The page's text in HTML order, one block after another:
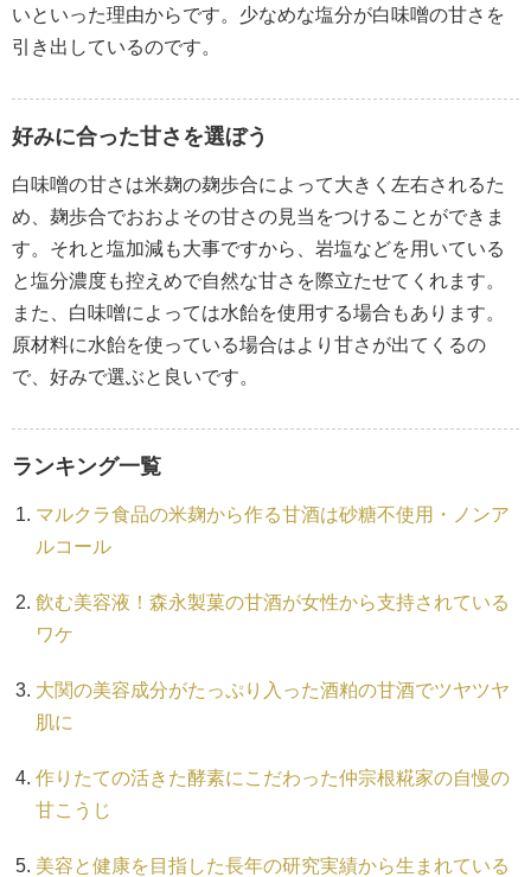
いといった理由からです。少なめな塩分が白味噌の甘さを
引き出しているのです。
好みに合った甘さを選ぼう
白味噌の甘さは米麹の麹歩合によって大きく左右されるた
め、麹歩合でおおよその甘さの見当をつけることができま
す。それと塩加減も大事ですから、岩塩などを用いている
と塩分濃度も控えめで自然な甘さを際立たせてくれます。
また、白味噌によっては水飴を使用する場合もあります。
原材料に水飴を使っている場合はより甘さが出てくるの
で、好みで選ぶと良いです。
ランキング一覧
マルクラ食品の米麹から作る甘酒は砂糖不使用・ノンア
ルコール
飲む美容液！森永製菓の甘酒が女性から支持されている
ワケ
大関の美容成分がたっぷり入った酒粕の甘酒でツヤツヤ
肌に
作りたての活きた酵素にこだわった仲宗根糀家の自慢の
甘こうじ
美容と健康を目指した長年の研究実績から生まれている